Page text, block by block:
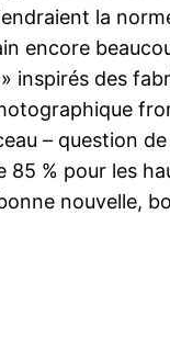
la
encore
inspirés des
– question
85 % pour les
nouvelle,